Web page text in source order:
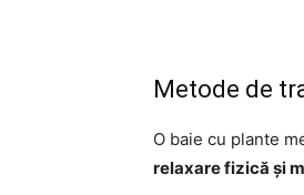
Metode de
O baie cu plante
relaxare fizică și